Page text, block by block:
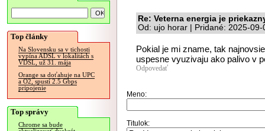
Top články
Na Slovensku sa v tichosti
vypína ADSL v lokalitách s
VDSL, už 31. mája
Orange sa doťahuje na UPC
a O2, spustí 2.5 Gbps
pripojenie
Top správy
Chrome sa bude
Re: Veterna energia je
Od: ujo horar | Pridané: 2025-09-
Pokial je mi zname, tak
uspesne vyuzivaju ako palivo v
Odpovedať
Meno:
Titulok: